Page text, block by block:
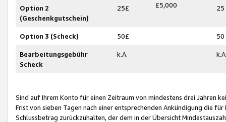
Option 2
(Geschenkgutschein)
25£ £5,000 25
Option 3 (Scheck) 50£ 50
Bearbeitungsgebühr
Scheck
k.A.
Sind auf Ihrem Konto für einen Zeitraum von mindestens drei Jahren
Frist von sieben Tagen nach einer entsprechenden Ankündigung die
Schlussbetrag zurückzuhalten, der dem in der Übersicht